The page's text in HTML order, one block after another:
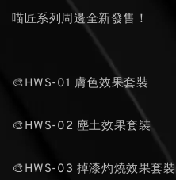
喵匠系列周邊全新發售！
🎨HWS-01 膚色效果套裝
🎨HWS-02 塵土效果套裝
🎨HWS-03 掉漆灼燒效果套裝